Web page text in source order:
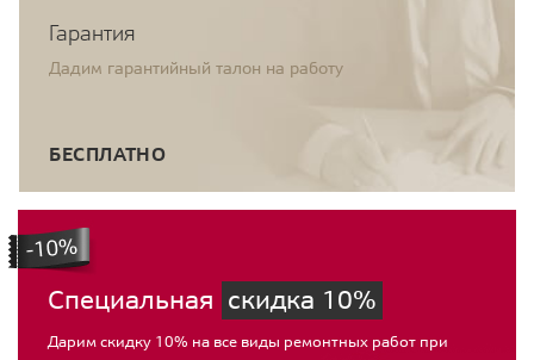
Гарантия
Дадим гарантийный талон на работу
БЕСПЛАТНО
Специальная скидка 10%
Дарим скидку 10% на все виды ремонтных работ при